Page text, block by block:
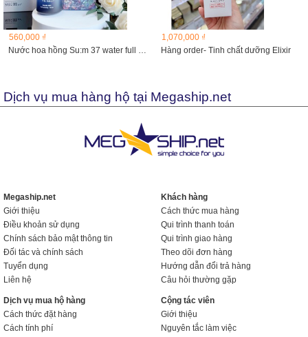
560,000 ₫
Nước hoa hồng Su:m 37 water full skin refreshing
1,070,000 ₫
Hàng order- Tinh chất dưỡng Elixir
Dịch vụ mua hàng hộ tại Megaship.net
Megaship.net
Giới thiệu
Điều khoản sử dụng
Chính sách bảo mật thông tin
Đối tác và chính sách
Tuyển dụng
Liên hệ
Khách hàng
Cách thức mua hàng
Qui trình thanh toán
Qui trình giao hàng
Theo dõi đơn hàng
Hướng dẫn đổi trả hàng
Câu hỏi thường gặp
Dịch vụ mua hộ hàng
Cách thức đặt hàng
Cách tính phí
Cộng tác viên
Giới thiệu
Nguyên tắc làm việc